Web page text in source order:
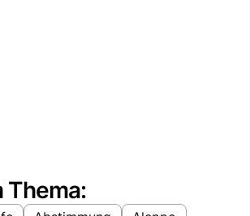
Thema: